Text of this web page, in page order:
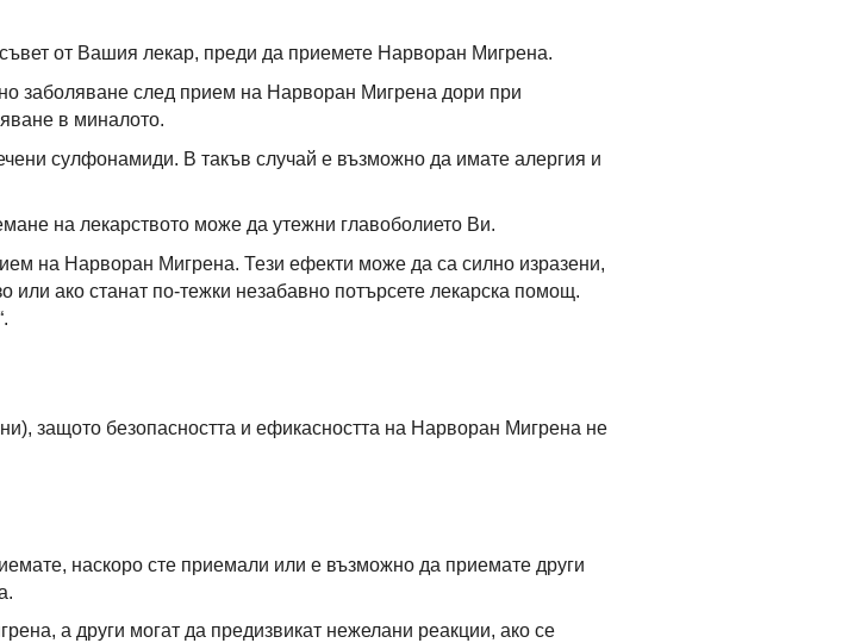
от Вашия лекар, преди да приемете Нарворан Мигрена.
заболяване след прием на Нарворан Мигрена дори при
в миналото.
сулфонамиди. В такъв случай е възможно да имате алергия и
на лекарството може да утежни главоболието Ви.
на Нарворан Мигрена. Тези ефекти може да са силно изразени,
или ако станат по-тежки незабавно потърсете лекарска помощ.
защото безопасността и ефикасността на Нарворан Мигрена не
наскоро сте приемали или е възможно да приемате други
а други могат да предизвикат нежелани реакции, ако се